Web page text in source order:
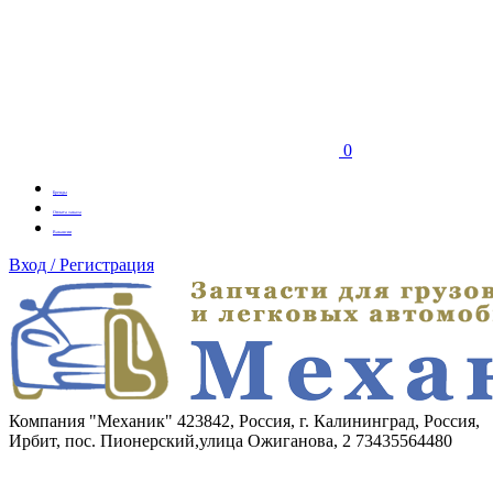
0
Бренды
Оплата заказа
Вакансии
Вход / Регистрация
Компания "Механик" 423842, Россия, г. Калининград, Россия,
Ирбит, пос. Пионерский,улица Ожиганова, 2 73435564480